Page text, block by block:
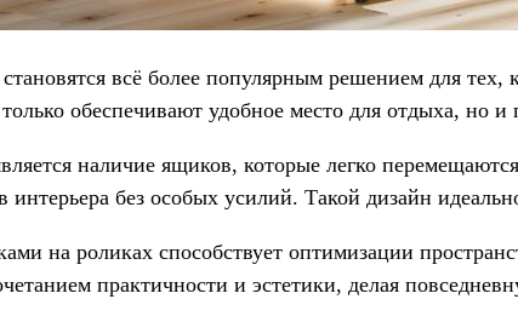
всё более популярным решением для
обеспечивают удобное место для отдыха,
наличие ящиков, которые легко
интерьера без особых усилий. Такой дизайн
на роликах способствует оптимизации
практичности и эстетики, делая